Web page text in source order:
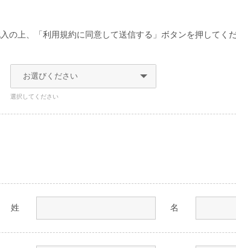
の上、「利用規約に同意して送信する」ボタンを押してく
選択してください
姓 名